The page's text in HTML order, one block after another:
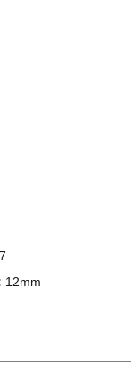
12mm